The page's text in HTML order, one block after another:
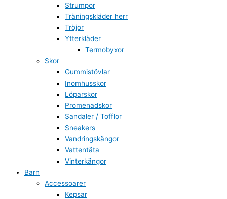
Strumpor
Träningskläder herr
Tröjor
Ytterkläder
Termobyxor
Skor
Gummistövlar
Inomhusskor
Löparskor
Promenadskor
Sandaler / Tofflor
Sneakers
Vandringskängor
Vattentäta
Vinterkängor
Barn
Accessoarer
Kepsar